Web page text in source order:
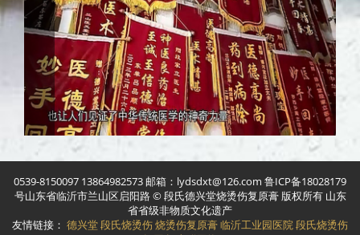
0539-8150097 13864982573 邮箱：lydsdxt@126.com 鲁ICP备18028179
号山东省临沂市兰山区启阳路 © 段氏德兴堂烧烫伤复原膏 版权所有 山东
省省级非物质文化遗产
友情链接： 德兴堂段氏烧烫伤烧烫伤复原膏临沂工业园医院段氏烧烫伤